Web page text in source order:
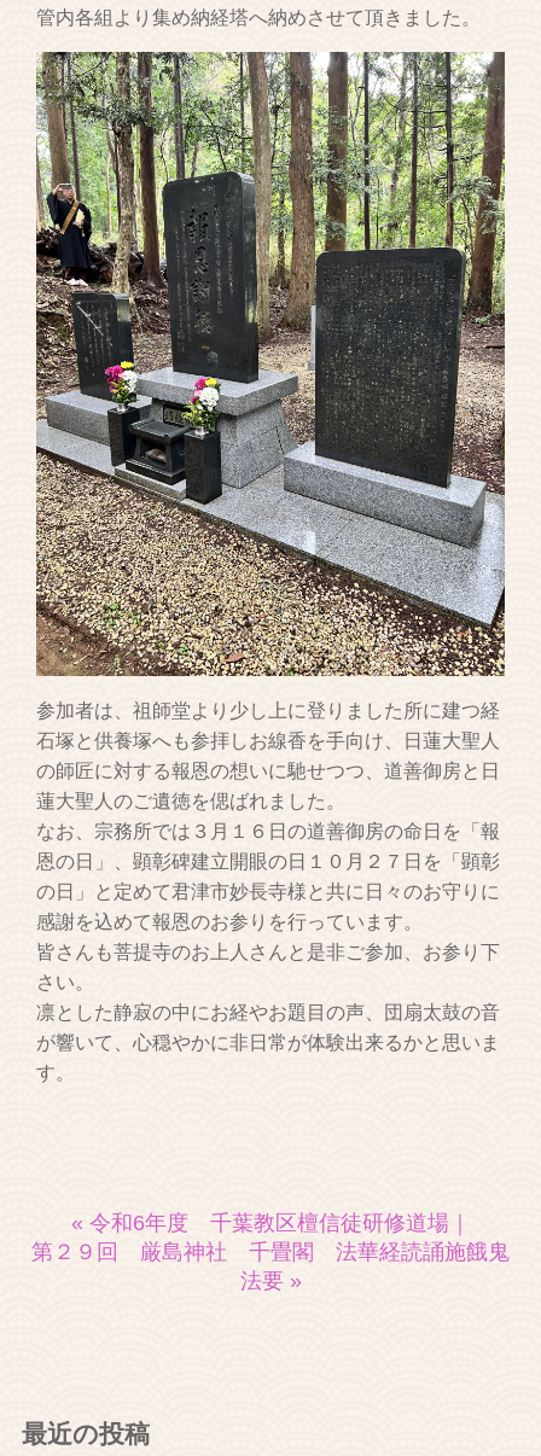
管内各組より集め納経塔へ納めさせて頂きました。
参加者は、祖師堂より少し上に登りました所に建つ経
石塚と供養塚へも参拝しお線香を手向け、日蓮大聖人
の師匠に対する報恩の想いに馳せつつ、道善御房と日
蓮大聖人のご遺徳を偲ばれました。
なお、宗務所では３月１６日の道善御房の命日を「報
恩の日」、顕彰碑建立開眼の日１０月２７日を「顕彰
の日」と定めて君津市妙長寺様と共に日々のお守りに
感謝を込めて報恩のお参りを行っています。
皆さんも菩提寺のお上人さんと是非ご参加、お参り下
さい。
凛とした静寂の中にお経やお題目の声、団扇太鼓の音
が響いて、心穏やかに非日常が体験出来るかと思いま
す。
« 令和6年度 千葉教区檀信徒研修道場｜
第２９回 厳島神社 千畳閣 法華経読誦施餓鬼
法要 »
最近の投稿